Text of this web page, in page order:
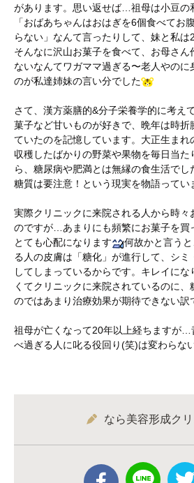
があります。思い返せば…祖母は小豆の
「おばあちゃんはおはぎを6個食べてお
らない」なんて言ったりして、妹と私は
そんなに沢山お菓子を食べて、お母さん
ないなんてワガママ過ぎる〜老人やのに
のが私達姉妹の言い分でした
さて、漢方薬膳的&分子栄養学的に考え
菓子など甘いものが好きで、晩年は時
ていたのを記憶しています。大正生ま
収穫したばかりの野菜や果物を毎日当
ら、糖尿病や肥満とは無縁の食生活でし
糖質は要注意！という現実を物語ってい
実際クリニックに来院される人から時々
のですが…あまりにも頻繁にお菓子を買
とても心配になります
何故かと言う
る人の皮膚は「糖化」が進行して、シ
してしまっているからです。キレイに
くてクリニックに来院されているのに
のではあまり治療効果が期待できない訳
祖母が亡くなって20年以上経ちますが…
べ過ぎる人に叱る役回り(笑)は変わらな
なら美容形成ク